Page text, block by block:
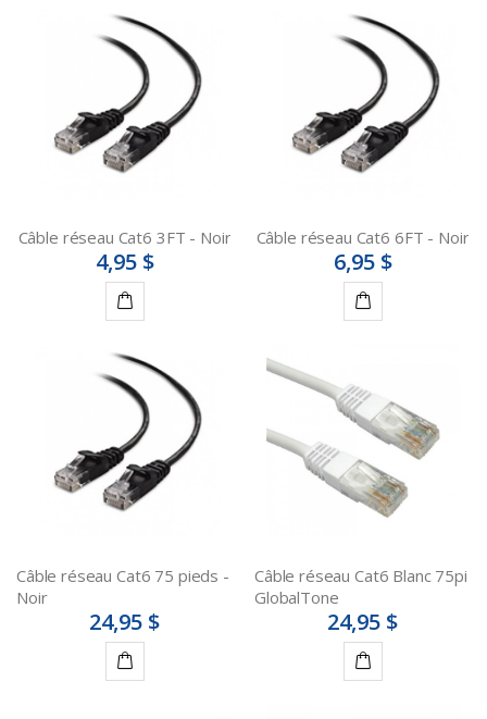
panier
panier
Câble réseau Cat6 3FT - Noir
4,95 $
panier
Câble réseau Cat6 6FT - Noir
6,95 $
panier
Câble réseau Cat6 75 pieds -
Noir
24,95 $
Câble réseau Cat6 Blanc 75pi
GlobalTone
24,95 $